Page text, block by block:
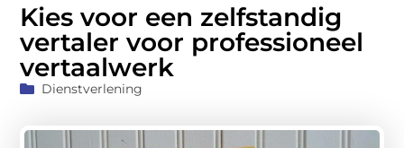
Kies voor een zelfstandig
vertaler voor professioneel
vertaalwerk
Dienstverlening